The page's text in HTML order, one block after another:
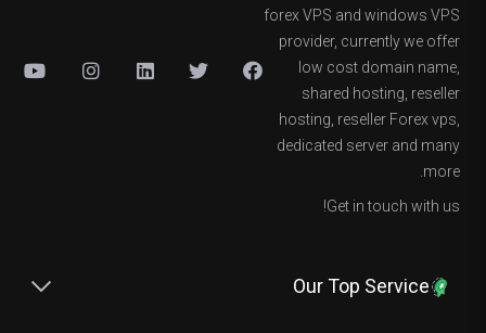
forex VPS and windows VPS
provider, currently we offer
low cost domain name,
shared hosting, reseller
hosting, reseller Forex vps,
dedicated server and many
more.
Get in touch with us!
Our Top Service